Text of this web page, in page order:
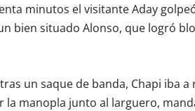
minutos el visitante Aday
bien situado Alonso, que logró
un saque de banda, Chapi iba
la manopla junto al larguero,